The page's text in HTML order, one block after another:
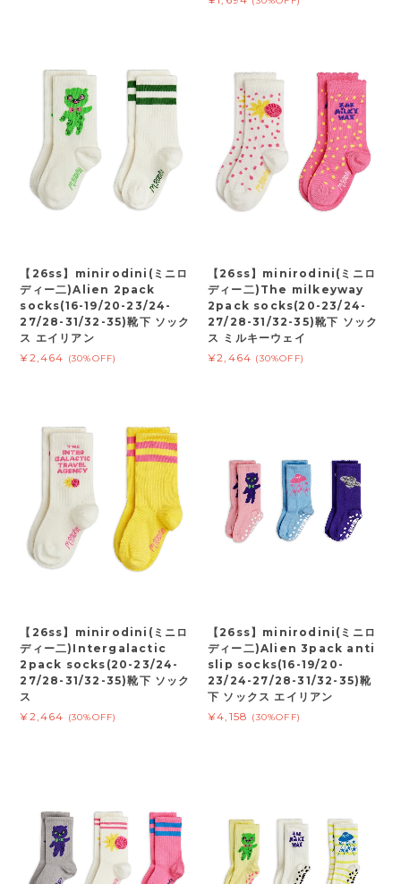
【26ss】minirodini(ミニロ
ディー二)Alien 2pack
socks(16-19/20-23/24-
27/28-31/32-35)靴下 ソック
ス エイリアン
¥2,464 (30%OFF)
【26ss】minirodini(ミニロ
ディー二)The milkeyway
2pack socks(20-23/24-
27/28-31/32-35)靴下 ソック
ス ミルキーウェイ
¥2,464 (30%OFF)
【26ss】minirodini(ミニロ
ディー二)Intergalactic
2pack socks(20-23/24-
27/28-31/32-35)靴下 ソック
ス
¥2,464 (30%OFF)
【26ss】minirodini(ミニロ
ディー二)Alien 3pack anti
slip socks(16-19/20-
23/24-27/28-31/32-35)靴
下 ソックス エイリアン
¥4,158 (30%OFF)